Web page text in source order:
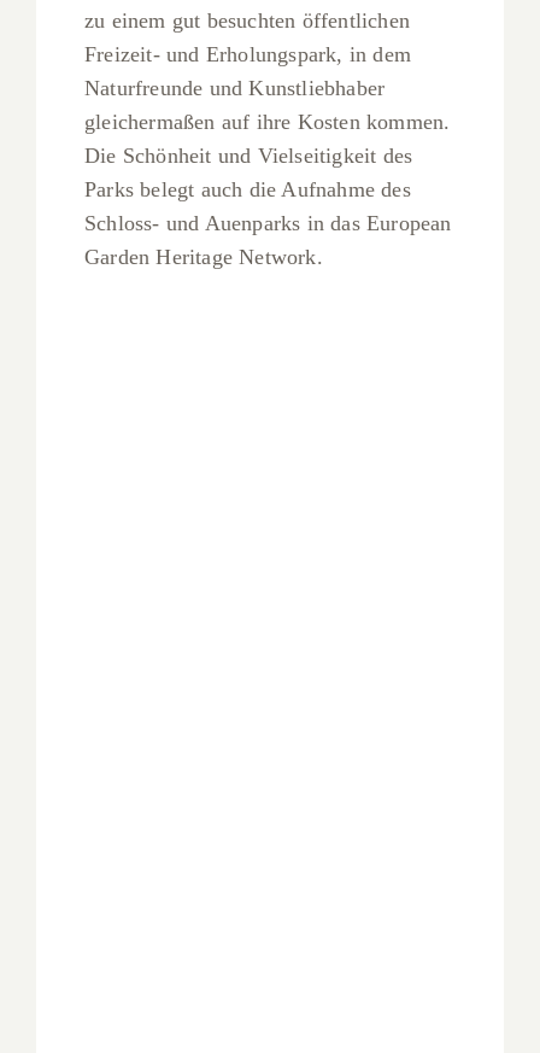
zu einem gut besuchten öffentlichen
Freizeit- und Erholungspark, in dem
Naturfreunde und Kunstliebhaber
gleichermaßen auf ihre Kosten kommen.
Die Schönheit und Vielseitigkeit des
Parks belegt auch die Aufnahme des
Schloss- und Auenparks in das European
Garden Heritage Network.